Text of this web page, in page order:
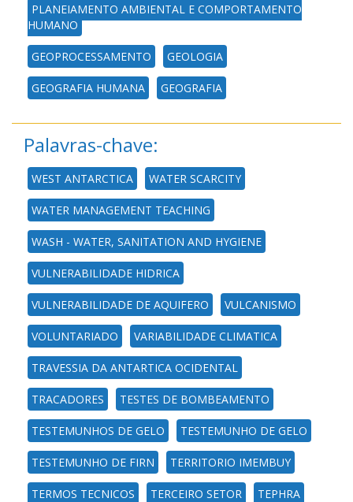
PLANEJAMENTO AMBIENTAL E COMPORTAMENTO
HUMANO
GEOPROCESSAMENTO GEOLOGIA
GEOGRAFIA HUMANA GEOGRAFIA
Palavras-chave:
WEST ANTARCTICA WATER SCARCITY
WATER MANAGEMENT TEACHING
WASH - WATER, SANITATION AND HYGIENE
VULNERABILIDADE HIDRICA
VULNERABILIDADE DE AQUIFERO VULCANISMO
VOLUNTARIADO VARIABILIDADE CLIMATICA
TRAVESSIA DA ANTARTICA OCIDENTAL
TRACADORES TESTES DE BOMBEAMENTO
TESTEMUNHOS DE GELO TESTEMUNHO DE GELO
TESTEMUNHO DE FIRN TERRITORIO IMEMBUY
TERMOS TECNICOS TERCEIRO SETOR TEPHRA